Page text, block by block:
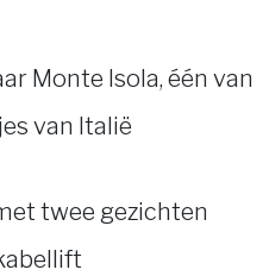
Monte Isola, één van
van Italië
twee gezichten